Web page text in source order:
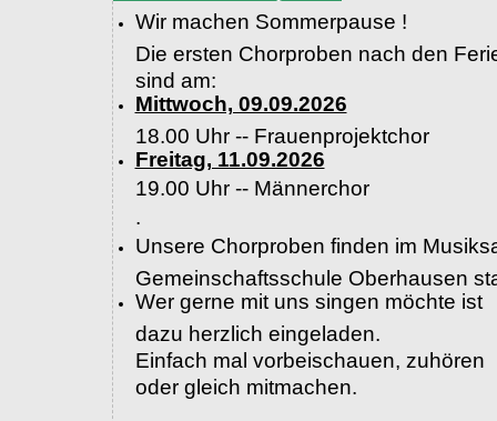
Wir machen Sommerpause !
Die ersten Chorproben nach den
sind am:
Mittwoch, 09.09.2026
18.00 Uhr -- Frauenprojektchor
Freitag, 11.09.2026
19.00 Uhr -- Männerchor
.
Unsere Chorproben finden im
Gemeinschaftsschule Oberhausen
Wer gerne mit uns singen möchte ist
dazu herzlich eingeladen.
Einfach mal vorbeischauen, zuhören
oder gleich mitmachen.